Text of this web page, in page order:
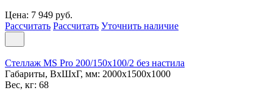
Цена: 7 949 руб.
Рассчитать Рассчитать Уточнить наличие
Стеллаж MS Pro 200/150x100/2 без настила
Габариты, ВxШxГ, мм: 2000x1500x1000
Вес, кг: 68